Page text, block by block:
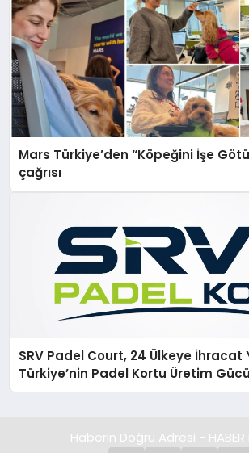
Mars Türkiye’den “Köpeğini İşe
çağrısı
SRV Padel Court, 24 Ülkeye İhracat
Türkiye’nin Padel Kortu Üretim Gücü
Haberin Doğru Adresi - HABER